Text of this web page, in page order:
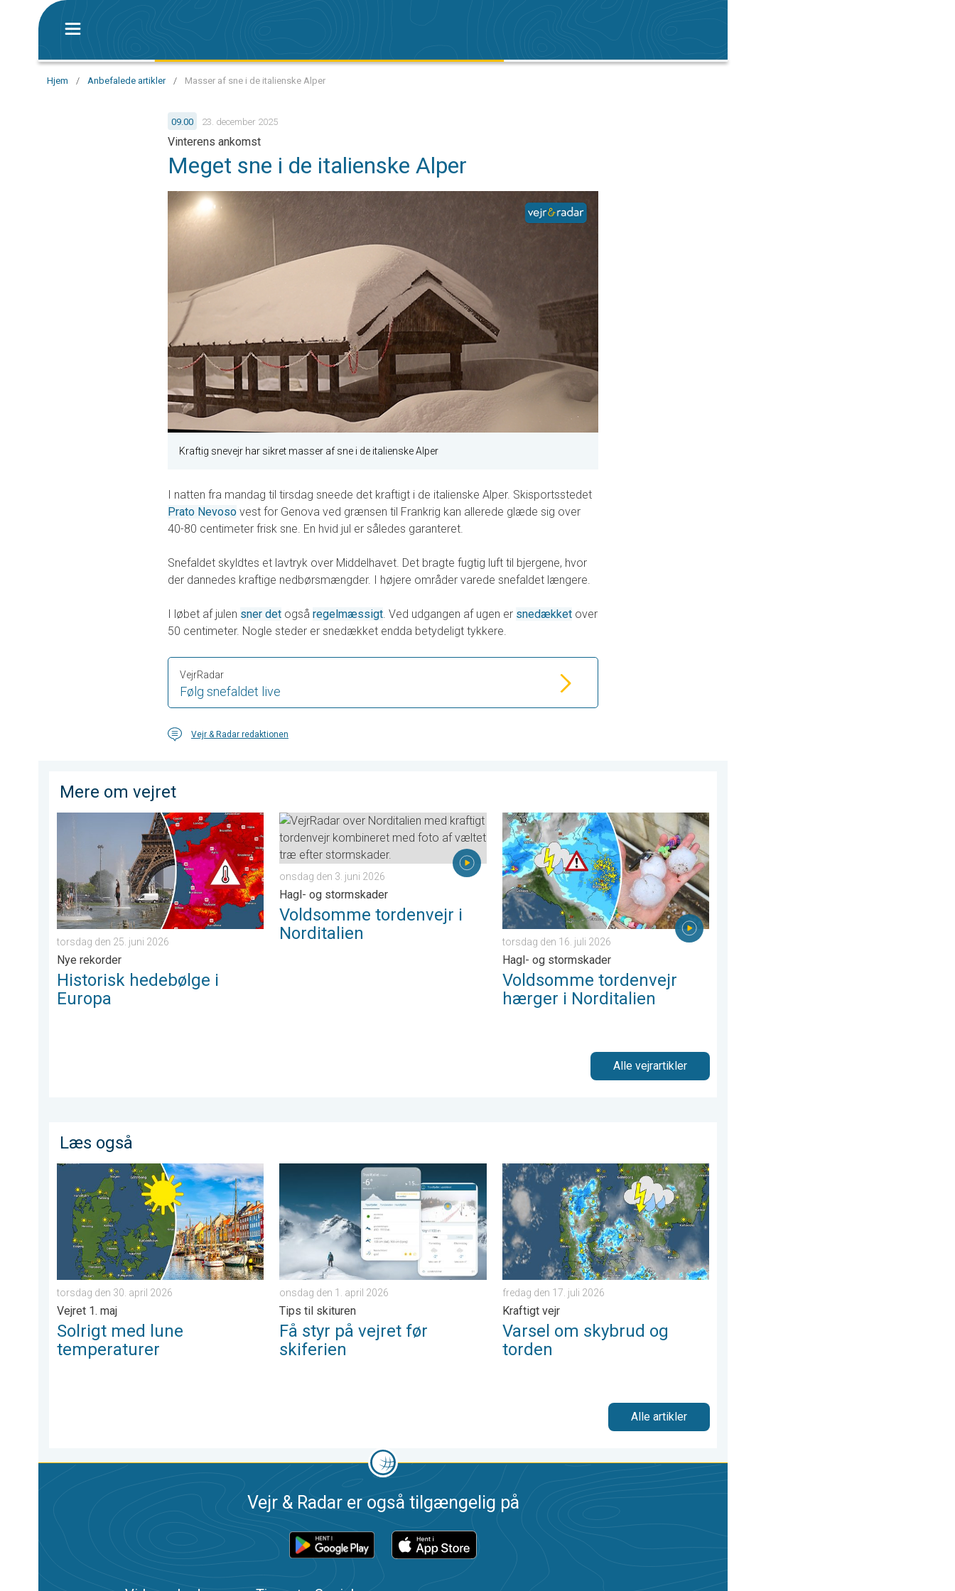
Hjem / Anbefalede artikler / Masser af sne i de italienske Alper
09.00 23. december 2025
Vinterens ankomst
Meget sne i de italienske Alper
Kraftig snevejr har sikret masser af sne i de italienske Alper
I natten fra mandag til tirsdag sneede det kraftigt i de italienske Alper. Skisportsstedet
Prato Nevoso vest for Genova ved grænsen til Frankrig kan allerede glæde sig over
40-80 centimeter frisk sne. En hvid jul er således garanteret.
Snefaldet skyldtes et lavtryk over Middelhavet. Det bragte fugtig luft til bjergene, hvor
der dannedes kraftige nedbørsmængder. I højere områder varede snefaldet længere.
I løbet af julen sner det også regelmæssigt. Ved udgangen af ugen er snedækket over
50 centimeter. Nogle steder er snedækket endda betydeligt tykkere.
Følg snefaldet live
VejrRadar
Vejr & Radar redaktionen
Mere om vejret
Historisk hedebølge i Europa. Nye rekorder. . . torsdag den 25. juni 2026
torsdag den 25. juni 2026
Nye rekorder
Historisk hedebølge i
Europa
Voldsomme tordenvejr i Norditalien. Hagl- og stormskader. . . onsdag den 3. juni 2026
onsdag den 3. juni 2026
Hagl- og stormskader
Voldsomme tordenvejr i
Norditalien
Voldsomme tordenvejr hærger i Norditalien. Hagl- og stormskader. . . torsdag den 16. juli
torsdag den 16. juli 2026
Hagl- og stormskader
Voldsomme tordenvejr
hærger i Norditalien
Alle vejrartikler
Læs også
Solrigt med lune temperaturer. Vejret 1. maj. . . torsdag den 30. april 2026
torsdag den 30. april 2026
Vejret 1. maj
Solrigt med lune
temperaturer
Få styr på vejret før skiferien. Tips til skituren. . . onsdag den 1. april 2026
onsdag den 1. april 2026
Tips til skituren
Få styr på vejret før
skiferien
Varsel om skybrud og torden. Kraftigt vejr. . . fredag den 17. juli 2026
fredag den 17. juli 2026
Kraftigt vejr
Varsel om skybrud og
torden
Alle artikler
Vejr & Radar er også tilgængelig på